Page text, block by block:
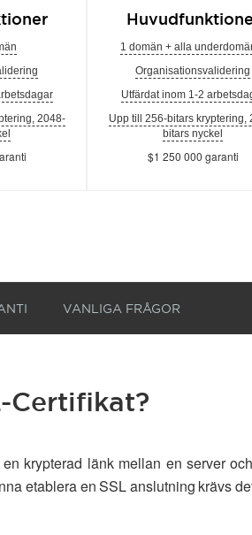
2048-
1 domän + alla
Organisationsvalidering
Utfärdat inom 1-2
Upp till 256-bitars kryptering,
bitars nyckel
$1 250 000 garanti
VANLIGA FRÅGOR
Certifikat?
krypterad länk mellan en server
etablera en SSL anslutning krävs